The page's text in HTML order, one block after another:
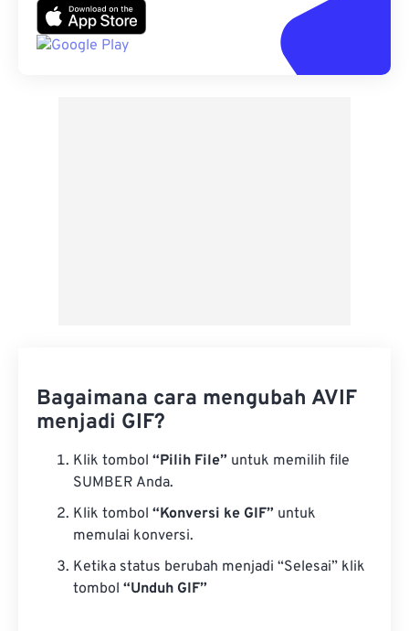
Bagaimana cara mengubah AVIF
menjadi GIF?
Klik tombol “Pilih File” untuk memilih file
SUMBER Anda.
Klik tombol “Konversi ke GIF” untuk
memulai konversi.
Ketika status berubah menjadi “Selesai” klik
tombol “Unduh GIF”